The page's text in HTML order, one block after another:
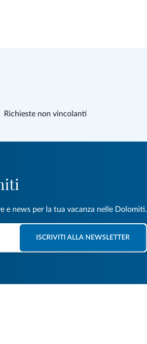
Richieste non vincolanti
e news per la tua vacanza nelle Dolomiti.
ISCRIVITI ALLA NEWSLETTER